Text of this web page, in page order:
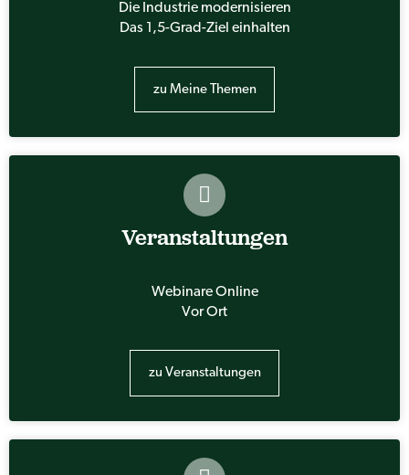
Die Industrie modernisieren
Das 1,5-Grad-Ziel einhalten
zu Meine Themen
Veranstaltungen
Webinare Online
Vor Ort
zu Veranstaltungen